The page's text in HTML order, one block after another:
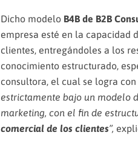
Dicho modelo B4B de B2B
empresa esté en la capacidad
clientes, entregándoles a los
conocimiento estructurado,
consultora, el cual se logra con
estrictamente bajo un modelo
marketing, con el fin de
comercial de los clientes”,